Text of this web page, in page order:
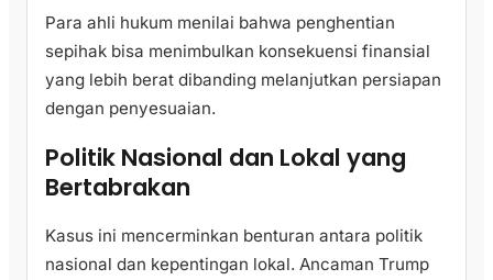
Para ahli hukum menilai bahwa penghentian
sepihak bisa menimbulkan konsekuensi finansial
yang lebih berat dibanding melanjutkan persiapan
dengan penyesuaian.
Politik Nasional dan Lokal yang
Bertabrakan
Kasus ini mencerminkan benturan antara politik
nasional dan kepentingan lokal. Ancaman Trump